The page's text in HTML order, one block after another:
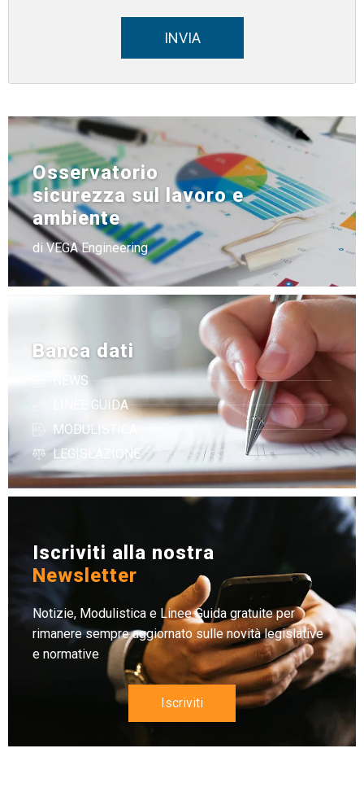
INVIA
Banca dati
NEWS
LINEE GUIDA
MODULISTICA
LEGISLAZIONE
Osservatorio
sicurezza sul lavoro e
ambiente
di VEGA Engineering
Iscriviti alla nostra
Newsletter
Notizie, Modulistica e Linee Guida gratuite per
rimanere sempre aggiornato sulle novità legislative
e normative
Iscriviti